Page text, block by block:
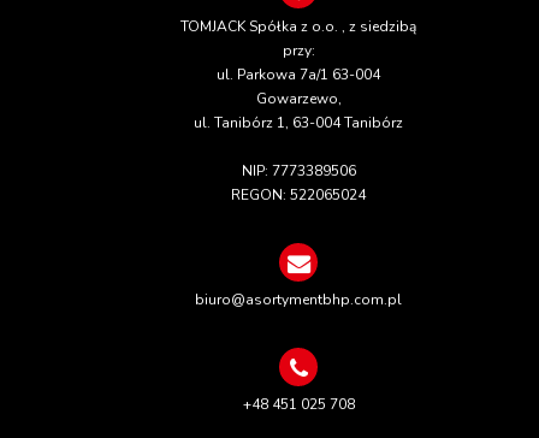
TOMJACK Spółka z o.o. , z siedzibą
przy:
ul. Parkowa 7a/1 63-004
Gowarzewo,
ul. Tanibórz 1, 63-004 Tanibórz
NIP: 7773389506
REGON: 522065024
biuro@asortymentbhp.com.pl
+48 451 025 708